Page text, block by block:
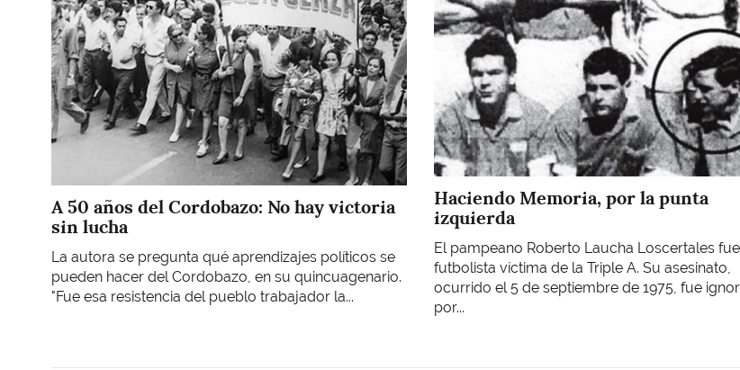
A 50 años del Cordobazo: No hay victoria
sin lucha
La autora se pregunta qué aprendizajes políticos se
pueden hacer del Cordobazo, en su quincuagenario.
"Fue esa resistencia del pueblo trabajador la...
Haciendo Memoria, por la punta
izquierda
El pampeano Roberto Laucha Loscertales
futbolista víctima de la Triple A. Su asesinato,
ocurrido el 5 de septiembre de 1975, fue
por...